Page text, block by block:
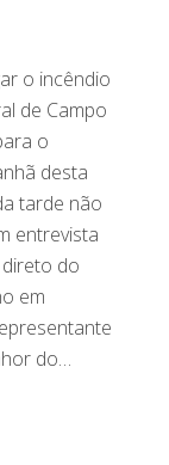
o incêndio
de Campo
o
desta
tarde não
entrevista
do
em
do…